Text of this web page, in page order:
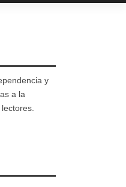
y
a la